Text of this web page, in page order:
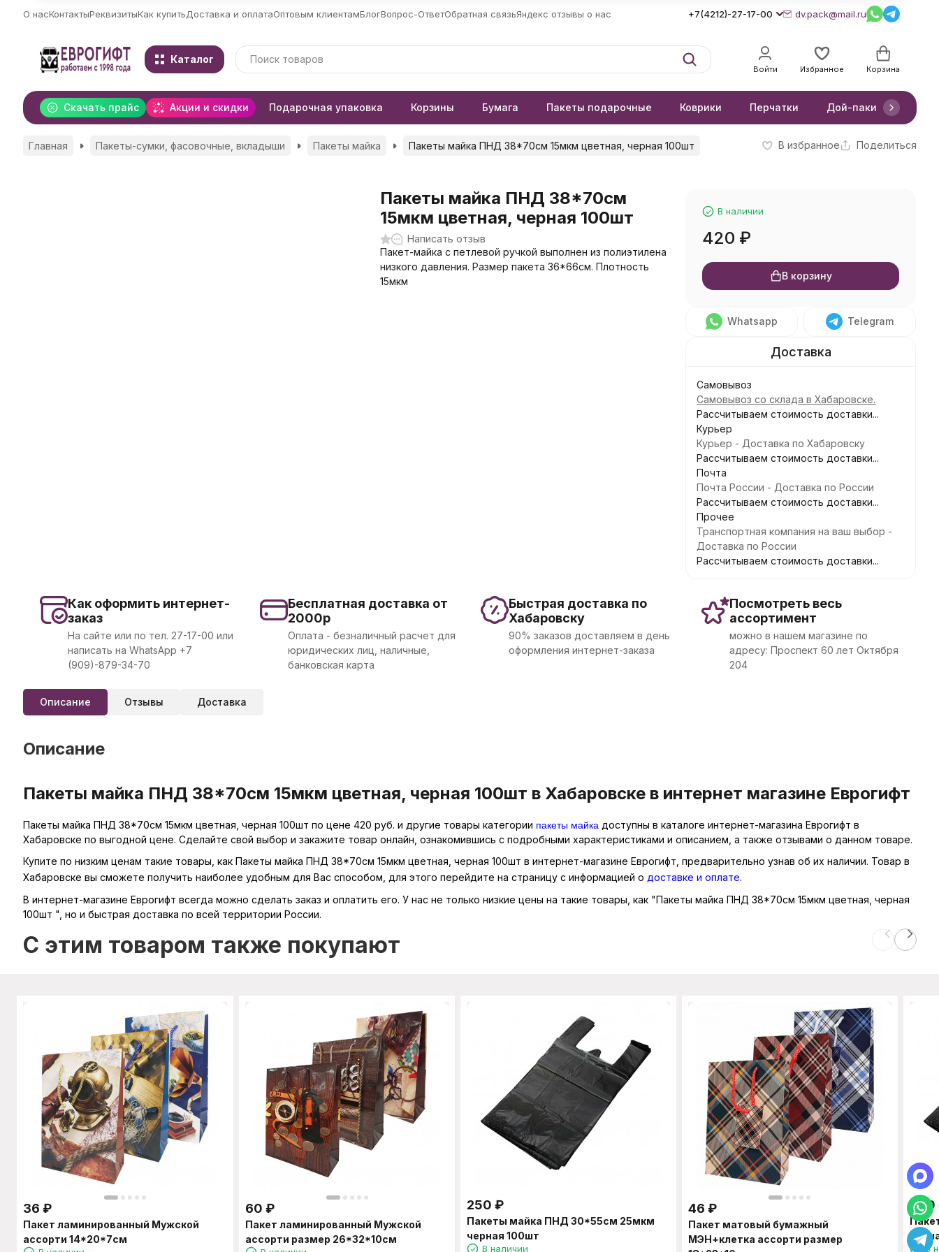
О насКонтактыРеквизитыКак купитьДоставка и оплатаОптовым клиентамБлогВопрос-ОтветОбратная связьЯндекс отзывы о нас +7(4212)-27-17-00 dv.pack@mail.ru
Каталог
Войти Избранное Корзина
Скачать прайс Акции и скидки Подарочная упаковка Корзины Бумага Пакеты подарочные Коврики Перчатки Дой-паки
Главная Пакеты-сумки, фасовочные, вкладыши Пакеты майка Пакеты майка ПНД 38*70см 15мкм цветная, черная 100шт В избранное Поделиться
Пакеты майка ПНД 38*70см
15мкм цветная, черная 100шт
Написать отзыв
Пакет-майка с петлевой ручкой выполнен из полиэтилена
низкого давления. Размер пакета 36*66см. Плотность
15мкм
В наличии
420 ₽
В корзину
Whatsapp Telegram
Самовывоз
Самовывоз со склада в Хабаровске.
Рассчитываем стоимость доставки...
Курьер
Курьер - Доставка по Хабаровску
Рассчитываем стоимость доставки...
Почта
Почта России - Доставка по России
Рассчитываем стоимость доставки...
Прочее
Транспортная компания на ваш выбор -
Доставка по России
Рассчитываем стоимость доставки...
Как оформить интернет-
заказ
На сайте или по тел. 27-17-00 или
написать на WhatsApp +7
(909)-879-34-70
Бесплатная доставка от
2000р
Оплата - безналичный расчет для
юридических лиц, наличные,
банковская карта
Быстрая доставка по
Хабаровску
90% заказов доставляем в день
оформления интернет-заказа
Посмотреть весь
ассортимент
можно в нашем магазине по
адресу: Проспект 60 лет Октября
204
Описание Отзывы Доставка
Описание
Пакеты майка ПНД 38*70см 15мкм цветная, черная 100шт в Хабаровске в интернет магазине Еврогифт
Пакеты майка ПНД 38*70см 15мкм цветная, черная 100шт по цене 420 руб. и другие товары категории пакеты майка доступны в каталоге интернет-магазина Еврогифт в
Хабаровске по выгодной цене. Сделайте свой выбор и закажите товар онлайн, ознакомившись с подробными характеристиками и описанием, а также отзывами о данном товаре.
Купите по низким ценам такие товары, как Пакеты майка ПНД 38*70см 15мкм цветная, черная 100шт в интернет-магазине Еврогифт, предварительно узнав об их наличии. Товар в
Хабаровске вы сможете получить наиболее удобным для Вас способом, для этого перейдите на страницу с информацией о доставке и оплате.
В интернет-магазине Еврогифт всегда можно сделать заказ и оплатить его. У нас не только низкие цены на такие товары, как "Пакеты майка ПНД 38*70см 15мкм цветная, черная
100шт ", но и быстрая доставка по всей территории России.
C этим товаром также покупают
36 ₽
Пакет ламинированный Мужской
ассорти 14*20*7см
60 ₽
Пакет ламинированный Мужской
ассорти размер 26*32*10см
250 ₽
Пакеты майка ПНД 30*55см 25мкм
черная 100шт
В наличии
46 ₽
Пакет матовый бумажный
МЭН+клетка ассорти размер
450
В